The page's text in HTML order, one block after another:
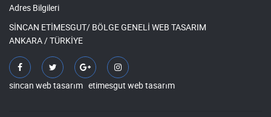
Adres Bilgileri
SİNCAN ETİMESGUT/ BÖLGE GENELİ WEB TASARIM
ANKARA / TÜRKİYE
sincan web tasarım etimesgut web tasarım